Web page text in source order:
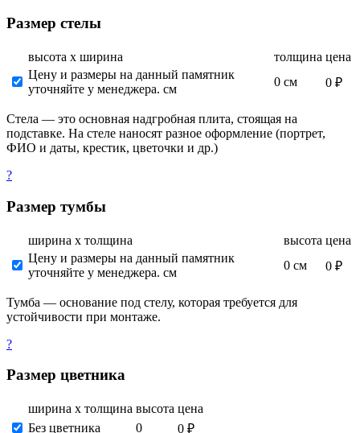
Размер стелы
высота х ширина толщина цена
Цену и размеры на данный памятник
уточняйте у менеджера. см
0 см 0 ₽
Стела — это основная надгробная плита, стоящая на
подставке. На стеле наносят разное оформление (портрет,
ФИО и даты, крестик, цветочки и др.)
?
Размер тумбы
ширина х толщина высота цена
Цену и размеры на данный памятник
уточняйте у менеджера. см
0 см 0 ₽
Тумба — основание под стелу, которая требуется для
устойчивости при монтаже.
?
Размер цветника
ширина х толщина высота цена
Без цветника
0 0 ₽